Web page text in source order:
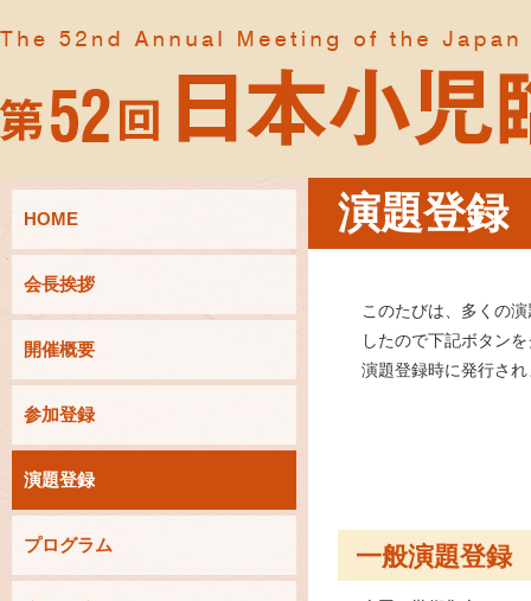
HOME
会長挨拶
開催概要
参加登録
演題登録
プログラム
演題登録
このたびは、多くの
したので下記ボタン
演題登録時に発行さ
一般演題登録